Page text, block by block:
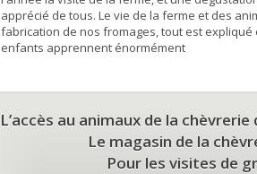
apprécié de tous. Le vie de la ferme et des
fabrication de nos fromages, tout est expliqué
enfants apprennent énormément
L’accès au animaux de la
Le magasin de la
Pour les visites de